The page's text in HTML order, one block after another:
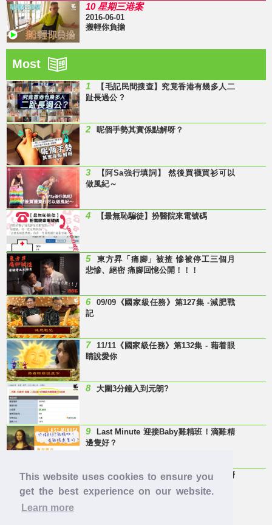
This website uses cookies to ensure you
get the best experience on our website.
Learn more
10 星期三港案
2016-06-01
搬輕你負擔
Most
1
【毛記民間搜查】究竟香港有幾多人二
趾長過公 ?
2 呢個手勢其實係點解呀？
3
【阿Sa強行填詞】 然後買襪買衫可以
做風紀～
4 【最無恥騙徒】扮醫院來電號碼
5
東方昇「痛腳」被揸 慘被停工三個月
悲慘、絕密 痛腳回憶公開！！！
6
09/09《國家級任務》第127集 -減肥戰
記
7
11/11《國家級任務》第132集 - 藉着眼
睛說愛你
8 大圍3分鐘入到元朗?
9
Last Minute 迎接Baby雞精班！滴雞精
邊隻好？
10
【童年回憶】 有冇人記得呢兩隻嘢